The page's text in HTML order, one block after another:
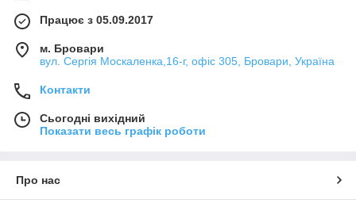
Працює з 05.09.2017
м. Бровари
вул. Сергія Москаленка,16-г, офіс 305, Бровари, Україна
Контакти
Сьогодні вихідний
Показати весь графік роботи
Про нас